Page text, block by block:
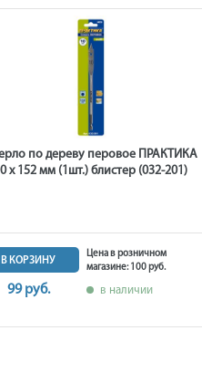
по дереву перовое ПРАКТИКА
х 152 мм (1шт.) блистер (032-201)
В КОРЗИНУ
99 руб.
Цена в розничном
магазине: 100 руб.
в наличии